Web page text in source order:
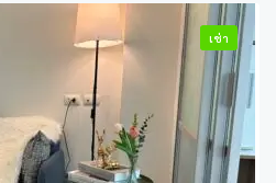
เช่า